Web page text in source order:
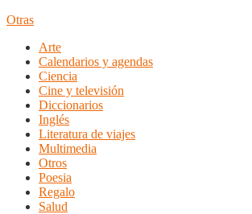
Otras
Arte
Calendarios y agendas
Ciencia
Cine y televisión
Diccionarios
Inglés
Literatura de viajes
Multimedia
Otros
Poesia
Regalo
Salud